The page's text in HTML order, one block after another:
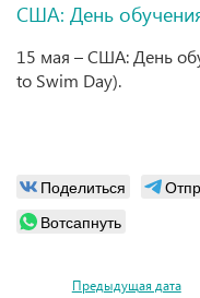
США: День
15 мая – США: День
to Swim Day).
Поделиться
Вотсапнуть
Предыдущая дата